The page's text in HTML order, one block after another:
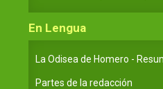
En Lengua
La Odisea de Homero -
Partes de la redacción